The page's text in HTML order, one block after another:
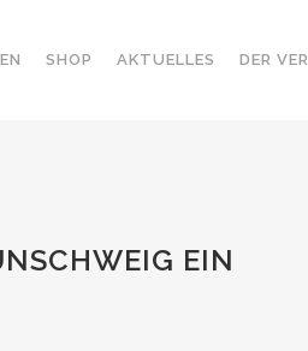
SHOP AKTUELLES DER
EIN